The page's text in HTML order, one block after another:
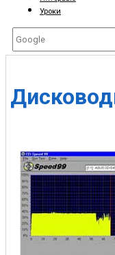
Уроки